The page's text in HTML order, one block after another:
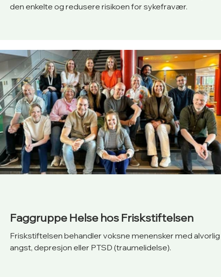
den enkelte og redusere risikoen for sykefravær.
Faggruppe Helse hos Friskstiftelsen
Friskstiftelsen behandler voksne menensker med alvorlig
angst, depresjon eller PTSD (traumelidelse).